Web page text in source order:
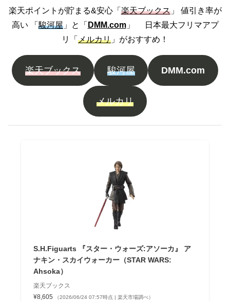
楽天ポイントが貯まる&安心「 楽天ブックス」 値引き率が
高い 「 駿河屋」と「 DMM.com」 日本最大フリマアプ
リ「 メルカリ 」がおすすめ！
楽天ブックス 駿河屋 DMM.com
メルカリ
S.H.Figuarts 『スター・ウォーズ:アソーカ』 ア
ナキン・スカイウォーカー（STAR WARS:
Ahsoka）
楽天ブックス
¥8,605
（2026/06/24 07:57時点 | 楽天市場調べ）